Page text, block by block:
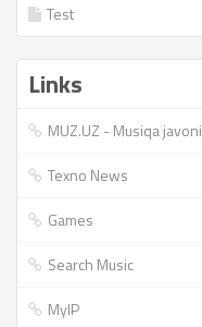
Test
Links
MUZ.UZ - Musiqa javoni
Texno News
Games
Search Music
MyIP